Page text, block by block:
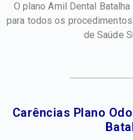
O plano Amil Dental
para todos os
de Saúde
Carências Plano